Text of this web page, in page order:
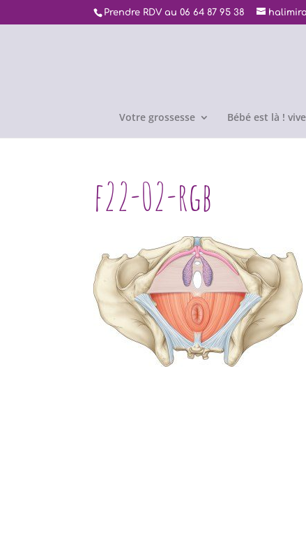
Prendre RDV au 06 64 87 95 38
Votre grossesse Bébé est là !
f22-02-rgb